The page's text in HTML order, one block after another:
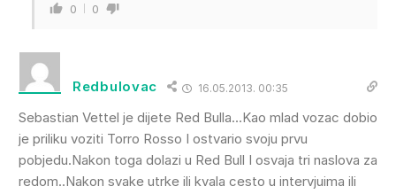
0 0
Redbulovac 16.05.2013. 00:35
Sebastian Vettel je dijete Red Bulla…Kao mlad vozac dobio
je priliku voziti Torro Rosso I ostvario svoju prvu
pobjedu.Nakon toga dolazi u Red Bull I osvaja tri naslova za
redom..Nakon svake utrke ili kvala cesto u intervjuima ili